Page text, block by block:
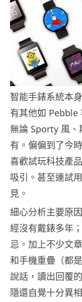
智能手錶系統本
有其他如 Pebble
無論 Sporty 風
有。偏偏到了今
喜歡試玩科技產
吸引。甚至連試
見。
細心分析主要原
經沒有戴錶多年
忌。加上不少文
和手機重疊（都
說話，讀出回覆
隱還自覺十分異